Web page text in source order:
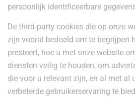
persoonlijk identificeerbare
De third-party cookies die op onze
zijn vooral bedoeld om te begrijpen
presteert, hoe u met onze website
diensten veilig te houden, om
die voor u relevant zijn, en al met al
verbeterde gebruikerservaring te